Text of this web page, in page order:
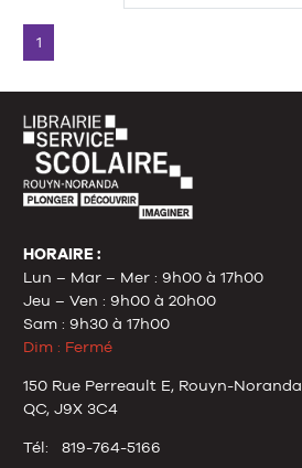
1
HORAIRE :
Lun – Mar – Mer : 9h00 à 17h00
Jeu – Ven : 9h00 à 20h00
Sam : 9h30 à 17h00
Dim : Fermé
150 Rue Perreault E, Rouyn-Noranda
QC, J9X 3C4
Tél: 819-764-5166